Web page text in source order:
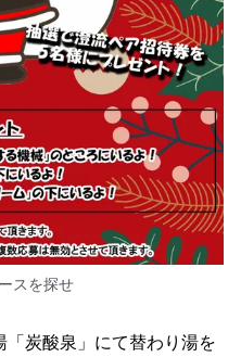
スを探せ
「炭酸泉」にて替わり湯を